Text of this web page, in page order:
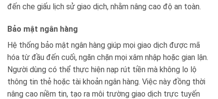
đến che giấu lịch sử giao dịch, nhằm nâng cao độ an toàn.
Bảo mật ngân hàng
Hệ thống bảo mật ngân hàng giúp mọi giao dịch được mã
hóa từ đầu đến cuối, ngăn chặn mọi xâm nhập hoặc gian lận.
Người dùng có thể thực hiện nạp rút tiền mà không lo lộ
thông tin thẻ hoặc tài khoản ngân hàng. Việc này đồng thời
nâng cao niềm tin, tạo ra môi trường giao dịch trực tuyến